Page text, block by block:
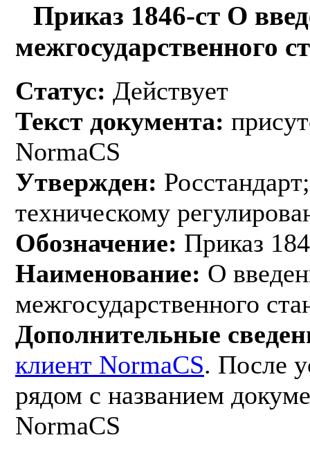
Приказ 1846-ст О
межгосударственного
Статус: Действует
Текст документа:
NormaCS
Утвержден:
техническому
Обозначение: Приказ
Наименование: О
межгосударственного
Дополнительные
клиент NormaCS. После
рядом с названием
NormaCS